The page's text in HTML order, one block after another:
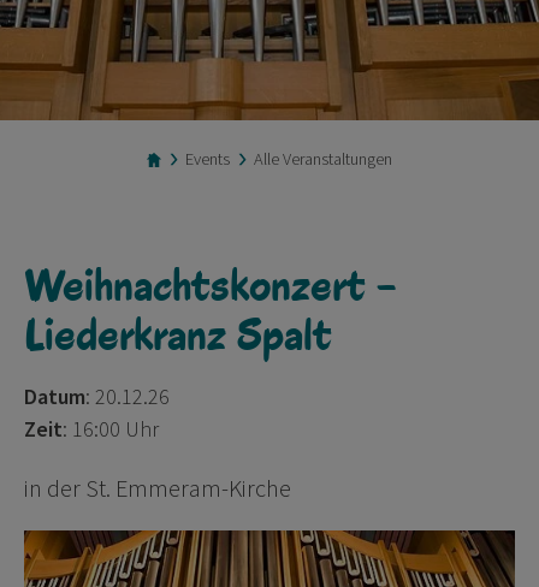
Events Alle Veranstaltungen
Weihnachtskonzert -
Liederkranz Spalt
Datum: 20.12.26
Zeit: 16:00 Uhr
in der St. Emmeram-Kirche